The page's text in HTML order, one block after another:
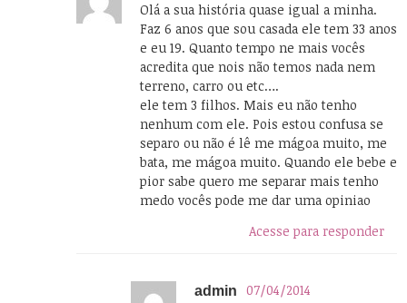
Olá a sua história quase igual a minha.
Faz 6 anos que sou casada ele tem 33 anos
e eu 19. Quanto tempo ne mais vocês
acredita que nois não temos nada nem
terreno, carro ou etc….
ele tem 3 filhos. Mais eu não tenho
nenhum com ele. Pois estou confusa se
separo ou não é lê me mágoa muito, me
bata, me mágoa muito. Quando ele bebe e
pior sabe quero me separar mais tenho
medo vocês pode me dar uma opiniao
Acesse para responder
admin
07/04/2014